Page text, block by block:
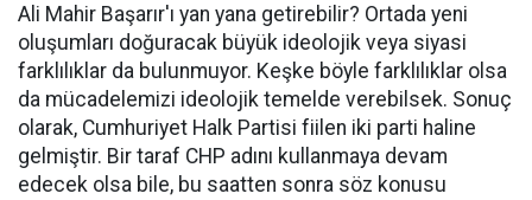
Ali Mahir Başarır'ı yan yana getirebilir? Ortada yeni
oluşumları doğuracak büyük ideolojik veya siyasi
farklılıklar da bulunmuyor. Keşke böyle farklılıklar olsa
da mücadelemizi ideolojik temelde verebilsek. Sonuç
olarak, Cumhuriyet Halk Partisi fiilen iki parti haline
gelmiştir. Bir taraf CHP adını kullanmaya devam
edecek olsa bile, bu saatten sonra söz konusu